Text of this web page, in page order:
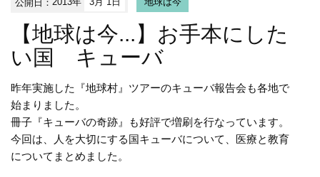
【地球は今...】お手本にした
い国 キューバ
昨年実施した『地球村』ツアーのキューバ報告会も各地で
始まりました。
冊子『キューバの奇跡』も好評で増刷を行なっています。
今回は、人を大切にする国キューバについて、医療と教育
についてまとめました。